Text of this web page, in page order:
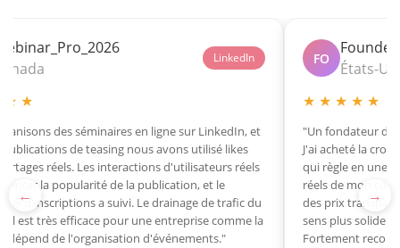
←
LinkedIn
★ ★
des séminaires en ligne sur LinkedIn, et
de teasing nous avons utilisé likes
réels. Les interactions d'utilisateurs réels
la popularité de la publication, et le
d'inscriptions a suivi. Le drainage de trafic du
est très efficace pour une entreprise comme la
dépend de l'organisation d'événements."
FO
États-
★ ★ ★ ★ ★
"Un fondateur de
J'ai acheté la
qui règle en une
réels de mon
des prix
sens plus solide
Fortement
→